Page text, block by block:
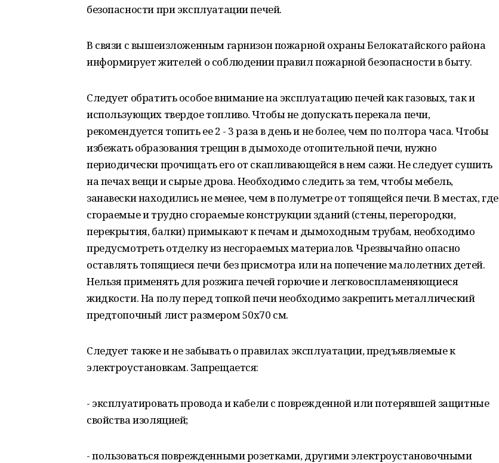
безопасности при эксплуатации печей.
В связи с вышеизложенным гарнизон пожарной охраны Белокатайского района
информирует жителей о соблюдении правил пожарной безопасности в быту.
Следует обратить особое внимание на эксплуатацию печей как газовых, так и
использующих твердое топливо. Чтобы не допускать перекала печи,
рекомендуется топить ее 2 - 3 раза в день и не более, чем по полтора часа. Чтобы
избежать образования трещин в дымоходе отопительной печи, нужно
периодически прочищать его от скапливающейся в нем сажи. Не следует сушить
на печах вещи и сырые дрова. Необходимо следить за тем, чтобы мебель,
занавески находились не менее, чем в полуметре от топящейся печи. В местах, где
сгораемые и трудно сгораемые конструкции зданий (стены, перегородки,
перекрытия, балки) примыкают к печам и дымоходным трубам, необходимо
предусмотреть отделку из несгораемых материалов. Чрезвычайно опасно
оставлять топящиеся печи без присмотра или на попечение малолетних детей.
Нельзя применять для розжига печей горючие и легковоспламеняющиеся
жидкости. На полу перед топкой печи необходимо закрепить металлический
предтопочный лист размером 50х70 см.
Следует также и не забывать о правилах эксплуатации, предъявляемые к
электроустановкам. Запрещается:
- эксплуатировать провода и кабели с поврежденной или потерявшей защитные
свойства изоляцией;
- пользоваться поврежденными розетками, другими электроустановочными